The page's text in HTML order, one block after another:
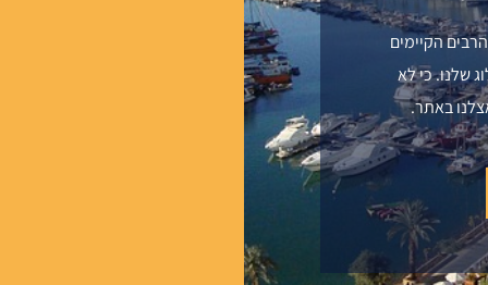
הקיימים
שלנו. כי לא
באתר.